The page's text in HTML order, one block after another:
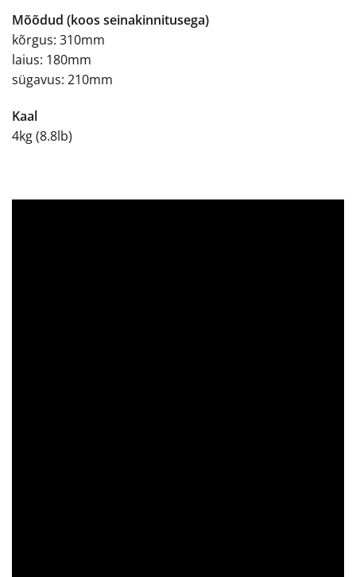
Mõõdud (koos seinakinnitusega)
kõrgus: 310mm
laius: 180mm
sügavus: 210mm
Kaal
4kg (8.8lb)